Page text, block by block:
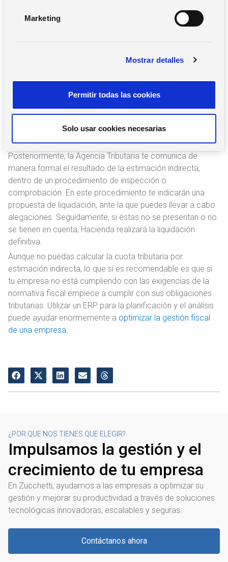
n
m
i
e
n
t
o
Marketing
Mostrar detalles
Permitir todas las cookies
Solo usar cookies necesarias
indirectas?
Las estimaciones indirectas son llevadas a cabo por la
tipo de herramienta que pueda servirte para calcular este
La Agencia Tributaria determina la cuota tributaria según
así como determinados indicadores, como puede ser el
consumo eléctrico o el número de personas trabajadoras
en la empresa.
Posteriormente, la Agencia Tributaria te comunica de
manera formal el resultado de la estimación indirecta,
dentro de un procedimiento de inspección o
comprobación. En este procedimiento te indicarán una
propuesta de liquidación, ante la que puedes llevar a cabo
alegaciones. Seguidamente, si éstas no se presentan o no
se tienen en cuenta, Hacienda realizará la liquidación
definitiva.
Aunque no puedas calcular la cuota tributaria por
estimación indirecta, lo que sí es recomendable es que si
tu empresa no está cumpliendo con las exigencias de la
normativa fiscal empiece a cumplir con sus obligaciones
tributarias. Utilizar un ERP para la planificación y el análisis
puede ayudar enormemente a optimizar la gestión fiscal
de una empresa.
¿POR QUE NOS TIENES QUE ELEGIR?
Impulsamos la gestión y el
crecimiento de tu empresa
En Zucchetti, ayudamos a las empresas a optimizar su
gestión y mejorar su productividad a través de soluciones
tecnológicas innovadoras, escalables y seguras.
Contáctanos ahora